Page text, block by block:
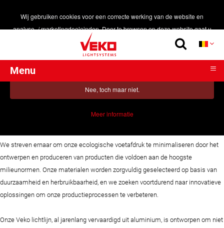
PRODUCTEN
SMART LIGHTING
CONTACT
Menu ≡
> Milieuvriendelijke producten
Milieuvriendelijke producten
We streven ernaar om onze ecologische voetafdruk te minimaliseren door het
ontwerpen en produceren van producten die voldoen aan de hoogste
milieunormen. Onze materialen worden zorgvuldig geselecteerd op basis van
duurzaamheid en herbruikbaarheid, en we zoeken voortdurend naar innovatieve
oplossingen om onze productieprocessen te verbeteren.
Onze Veko lichtlijn, al jarenlang vervaardigd uit aluminium, is ontworpen om niet
Wij gebruiken cookies voor een correcte werking van de website en
analyse- / marketingdoeleinden. Door te browsen op deze website gaat u
akkoord met het gebruik van cookies.
Nee, toch maar niet.
Meer informatie